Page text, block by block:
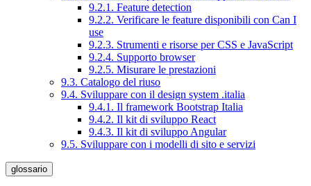
9.2.1. Feature detection
9.2.2. Verificare le feature disponibili con Can I
use
9.2.3. Strumenti e risorse per CSS e JavaScript
9.2.4. Supporto browser
9.2.5. Misurare le prestazioni
9.3. Catalogo del riuso
9.4. Sviluppare con il design system .italia
9.4.1. Il framework Bootstrap Italia
9.4.2. Il kit di sviluppo React
9.4.3. Il kit di sviluppo Angular
9.5. Sviluppare con i modelli di sito e servizi
glossario